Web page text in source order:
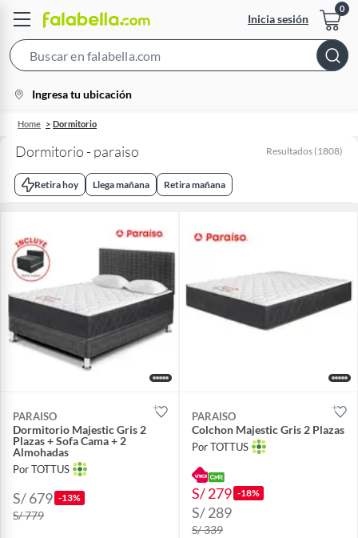
Inicia sesión
Bar
location-
icon
Ingresa tu ubicación
Home Dormitorio
Dormitorio - paraiso Resultados (1808)
Retira hoy Llega mañana Retira mañana
PARAISO
Dormitorio Majestic Gris 2
Plazas + Sofa Cama + 2
Almohadas
Por TOTTUS
S/ 679 -13%
S/ 779
PARAISO
Colchon Majestic Gris 2 Plazas
Por TOTTUS
S/ 279 -18%
S/ 289
S/ 339